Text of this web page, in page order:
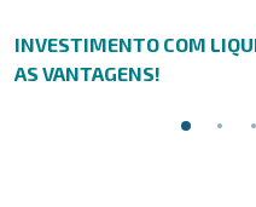
INVESTIMENTO COM
AS VANTAGENS!